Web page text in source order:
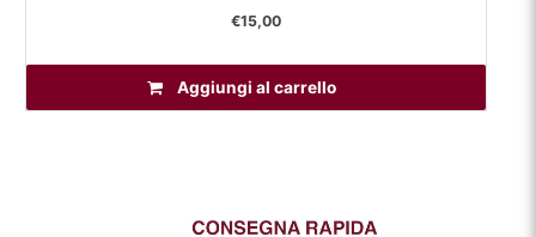
€15,00
Aggiungi al carrello